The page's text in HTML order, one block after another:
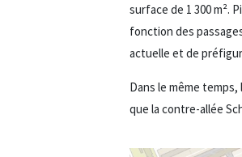
surface de 1 300 m².
fonction des
actuelle et de
Dans le même
que la contre-allée